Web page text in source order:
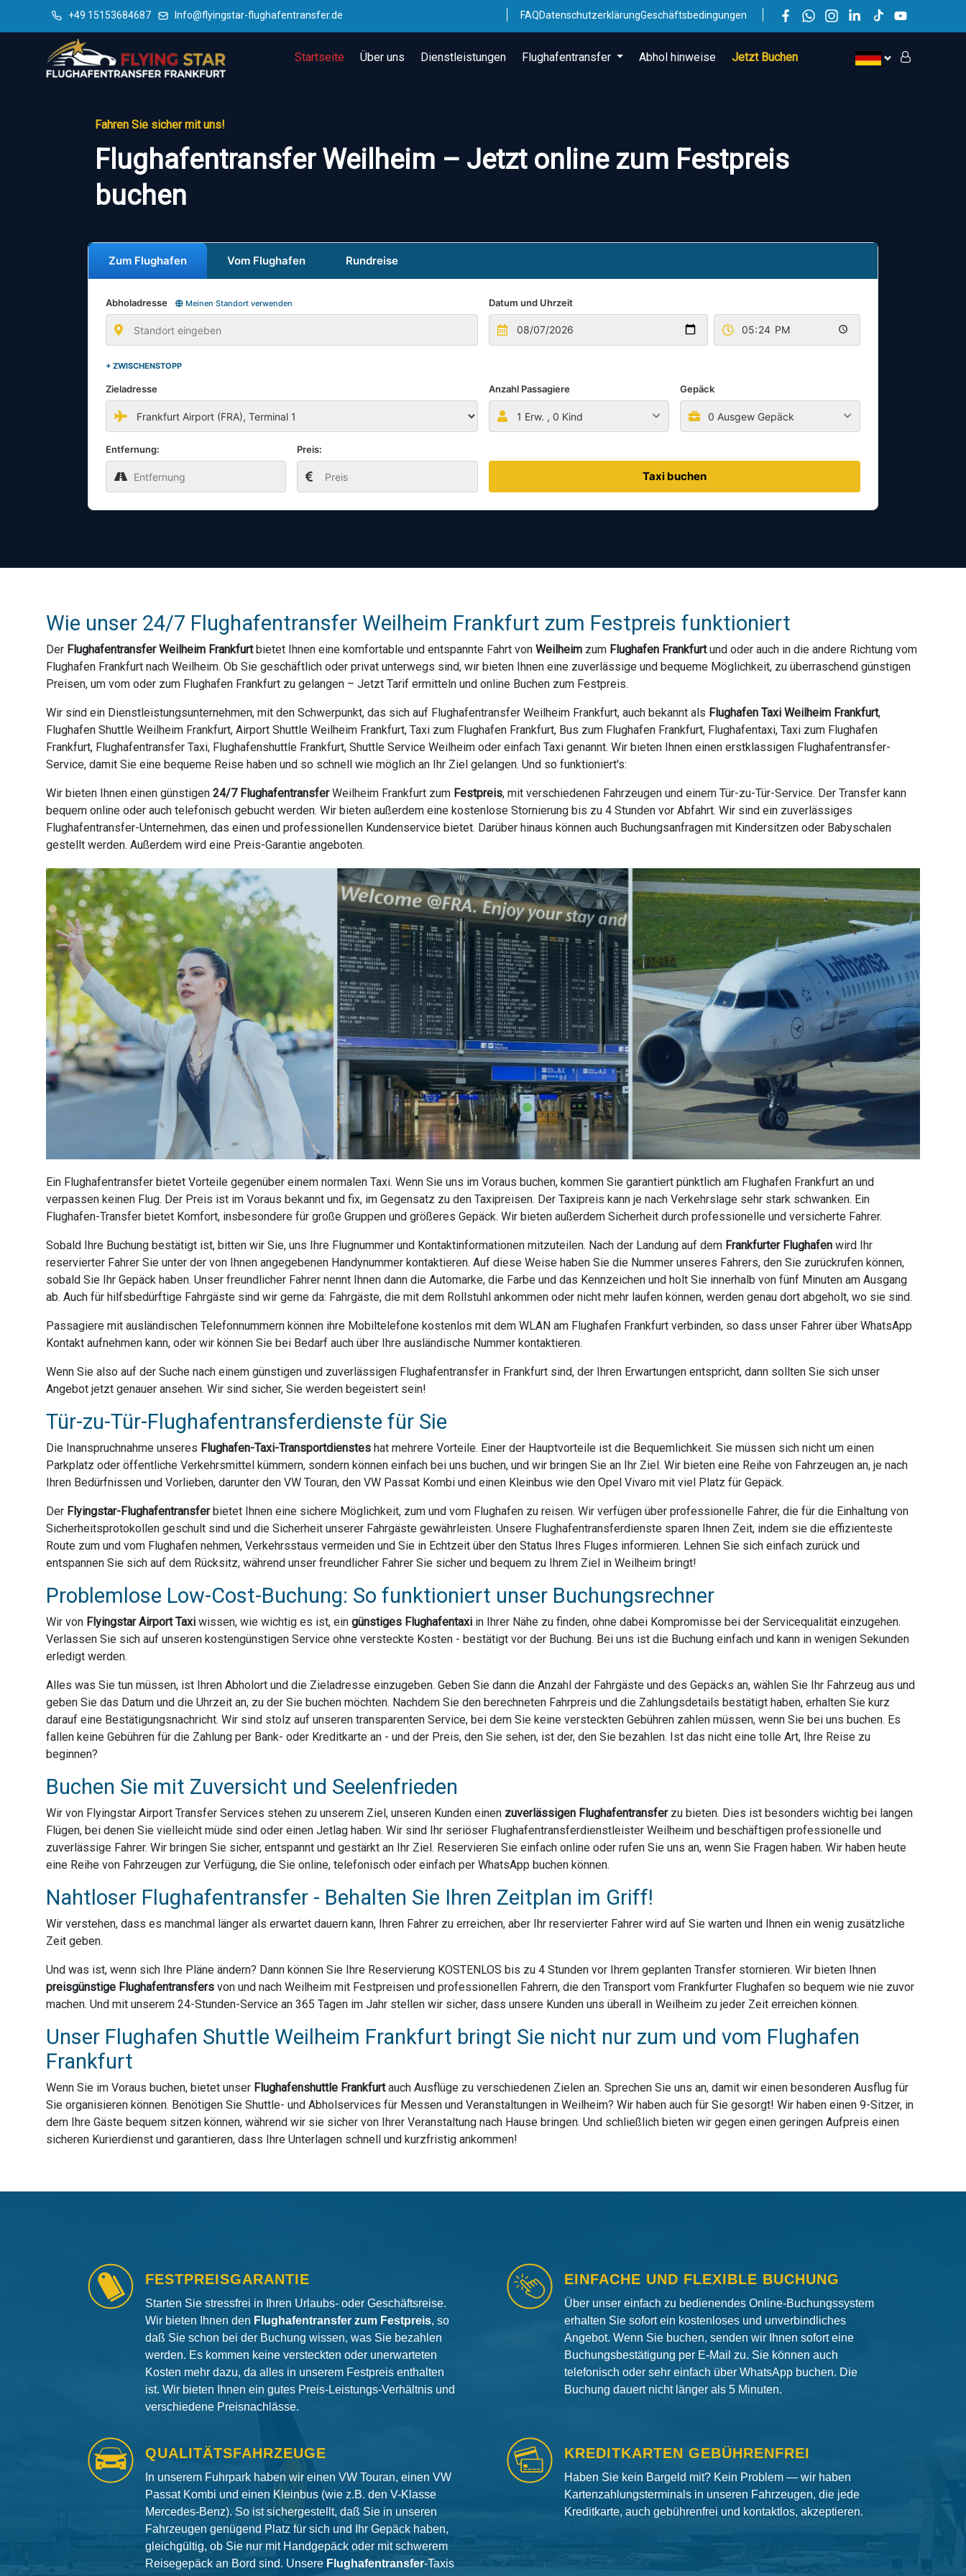
+49 15153684687 Info@flyingstar-flughafentransfer.de FAQDatenschutzerklärungGeschäftsbedingungen
Startseite Über uns Dienstleistungen Flughafentransfer Abhol hinweise Jetzt Buchen
Fahren Sie sicher mit uns!
Flughafentransfer Weilheim – Jetzt online zum Festpreis
buchen
Zum Flughafen Vom Flughafen Rundreise
Abholadresse Meinen Standort verwenden
+ ZWISCHENSTOPP
Datum und Uhrzeit
Zieladresse Anzahl Passagiere
1 Erw. , 0 Kind
Gepäck
0 Ausgew Gepäck
Entfernung: Preis:
Taxi buchen
Wie unser 24/7 Flughafentransfer Weilheim Frankfurt zum Festpreis funktioniert
Der Flughafentransfer Weilheim Frankfurtbietet Ihnen eine komfortable und entspannte Fahrt von Weilheim zum Flughafen Frankfurtund oder auch in die andere Richtung vom
Flughafen Frankfurt nach Weilheim. Ob Sie geschäftlich oder privat unterwegs sind, wir bieten Ihnen eine zuverlässige und bequeme Möglichkeit, zu überraschend günstigen
Preisen, um vom oder zum Flughafen Frankfurt zu gelangen – Jetzt Tarif ermitteln und online Buchen zum Festpreis.
Wir sind ein Dienstleistungsunternehmen, mit den Schwerpunkt, das sich auf Flughafentransfer Weilheim Frankfurt, auch bekannt als Flughafen Taxi Weilheim Frankfurt,
Flughafen Shuttle Weilheim Frankfurt, Airport Shuttle Weilheim Frankfurt, Taxi zum Flughafen Frankfurt, Bus zum Flughafen Frankfurt, Flughafentaxi, Taxi zum Flughafen
Frankfurt, Flughafentransfer Taxi, Flughafenshuttle Frankfurt, Shuttle Service Weilheim oder einfach Taxi genannt. Wir bieten Ihnen einen erstklassigen Flughafentransfer-
Service, damit Sie eine bequeme Reise haben und so schnell wie möglich an Ihr Ziel gelangen. Und so funktioniert's:
Wir bieten Ihnen einen günstigen 24/7 FlughafentransferWeilheim Frankfurt zum Festpreis, mit verschiedenen Fahrzeugen und einem Tür-zu-Tür-Service. Der Transfer kann
bequem online oder auch telefonisch gebucht werden. Wir bieten außerdem eine kostenlose Stornierung bis zu 4 Stunden vor Abfahrt. Wir sind ein zuverlässiges
Flughafentransfer-Unternehmen, das einen und professionellen Kundenservice bietet. Darüber hinaus können auch Buchungsanfragen mit Kindersitzen oder Babyschalen
gestellt werden. Außerdem wird eine Preis-Garantie angeboten.
Ein Flughafentransfer bietet Vorteile gegenüber einem normalen Taxi. Wenn Sie uns im Voraus buchen, kommen Sie garantiert pünktlich am Flughafen Frankfurt an und
verpassen keinen Flug. Der Preis ist im Voraus bekannt und fix, im Gegensatz zu den Taxipreisen. Der Taxipreis kann je nach Verkehrslage sehr stark schwanken. Ein
Flughafen-Transfer bietet Komfort, insbesondere für große Gruppen und größeres Gepäck. Wir bieten außerdem Sicherheit durch professionelle und versicherte Fahrer.
Sobald Ihre Buchung bestätigt ist, bitten wir Sie, uns Ihre Flugnummer und Kontaktinformationen mitzuteilen. Nach der Landung auf dem Frankfurter Flughafen wird Ihr
reservierter Fahrer Sie unter der von Ihnen angegebenen Handynummer kontaktieren. Auf diese Weise haben Sie die Nummer unseres Fahrers, den Sie zurückrufen können,
sobald Sie Ihr Gepäck haben. Unser freundlicher Fahrer nennt Ihnen dann die Automarke, die Farbe und das Kennzeichen und holt Sie innerhalb von fünf Minuten am Ausgang
ab. Auch für hilfsbedürftige Fahrgäste sind wir gerne da: Fahrgäste, die mit dem Rollstuhl ankommen oder nicht mehr laufen können, werden genau dort abgeholt, wo sie sind.
Passagiere mit ausländischen Telefonnummern können ihre Mobiltelefone kostenlos mit dem WLAN am Flughafen Frankfurt verbinden, so dass unser Fahrer über WhatsApp
Kontakt aufnehmen kann, oder wir können Sie bei Bedarf auch über Ihre ausländische Nummer kontaktieren.
Wenn Sie also auf der Suche nach einem günstigen und zuverlässigen Flughafentransfer in Frankfurt sind, der Ihren Erwartungen entspricht, dann sollten Sie sich unser
Angebot jetzt genauer ansehen. Wir sind sicher, Sie werden begeistert sein!
Tür-zu-Tür-Flughafentransferdienste für Sie
Die Inanspruchnahme unseres Flughafen-Taxi-Transportdienstes hat mehrere Vorteile. Einer der Hauptvorteile ist die Bequemlichkeit. Sie müssen sich nicht um einen
Parkplatz oder öffentliche Verkehrsmittel kümmern, sondern können einfach bei uns buchen, und wir bringen Sie an Ihr Ziel. Wir bieten eine Reihe von Fahrzeugen an, je nach
Ihren Bedürfnissen und Vorlieben, darunter den VW Touran, den VW Passat Kombi und einen Kleinbus wie den Opel Vivaro mit viel Platz für Gepäck.
Der Flyingstar-Flughafentransferbietet Ihnen eine sichere Möglichkeit, zum und vom Flughafen zu reisen. Wir verfügen über professionelle Fahrer, die für die Einhaltung von
Sicherheitsprotokollen geschult sind und die Sicherheit unserer Fahrgäste gewährleisten. Unsere Flughafentransferdienste sparen Ihnen Zeit, indem sie die effizienteste
Route zum und vom Flughafen nehmen, Verkehrsstaus vermeiden und Sie in Echtzeit über den Status Ihres Fluges informieren. Lehnen Sie sich einfach zurück und
entspannen Sie sich auf dem Rücksitz, während unser freundlicher Fahrer Sie sicher und bequem zu Ihrem Ziel in Weilheim bringt!
Problemlose Low-Cost-Buchung: So funktioniert unser Buchungsrechner
Wir von Flyingstar Airport Taxi wissen, wie wichtig es ist, ein günstiges Flughafentaxi in Ihrer Nähe zu finden, ohne dabei Kompromisse bei der Servicequalität einzugehen.
Verlassen Sie sich auf unseren kostengünstigen Service ohne versteckte Kosten - bestätigt vor der Buchung. Bei uns ist die Buchung einfach und kann in wenigen Sekunden
erledigt werden.
Alles was Sie tun müssen, ist Ihren Abholort und die Zieladresse einzugeben. Geben Sie dann die Anzahl der Fahrgäste und des Gepäcks an, wählen Sie Ihr Fahrzeug aus und
geben Sie das Datum und die Uhrzeit an, zu der Sie buchen möchten. Nachdem Sie den berechneten Fahrpreis und die Zahlungsdetails bestätigt haben, erhalten Sie kurz
darauf eine Bestätigungsnachricht. Wir sind stolz auf unseren transparenten Service, bei dem Sie keine versteckten Gebühren zahlen müssen, wenn Sie bei uns buchen. Es
fallen keine Gebühren für die Zahlung per Bank- oder Kreditkarte an - und der Preis, den Sie sehen, ist der, den Sie bezahlen. Ist das nicht eine tolle Art, Ihre Reise zu
beginnen?
Buchen Sie mit Zuversicht und Seelenfrieden
Wir von Flyingstar Airport Transfer Services stehen zu unserem Ziel, unseren Kunden einen zuverlässigen Flughafentransferzu bieten. Dies ist besonders wichtig bei langen
Flügen, bei denen Sie vielleicht müde sind oder einen Jetlag haben. Wir sind Ihr seriöser Flughafentransferdienstleister Weilheim und beschäftigen professionelle und
zuverlässige Fahrer. Wir bringen Sie sicher, entspannt und gestärkt an Ihr Ziel. Reservieren Sie einfach online oder rufen Sie uns an, wenn Sie Fragen haben. Wir haben heute
eine Reihe von Fahrzeugen zur Verfügung, die Sie online, telefonisch oder einfach per WhatsApp buchen können.
Nahtloser Flughafentransfer - Behalten Sie Ihren Zeitplan im Griff!
Wir verstehen, dass es manchmal länger als erwartet dauern kann, Ihren Fahrer zu erreichen, aber Ihr reservierter Fahrer wird auf Sie warten und Ihnen ein wenig zusätzliche
Zeit geben.
Und was ist, wenn sich Ihre Pläne ändern? Dann können Sie Ihre Reservierung KOSTENLOS bis zu 4 Stunden vor Ihrem geplanten Transfer stornieren. Wir bieten Ihnen
preisgünstige Flughafentransfers von und nach Weilheim mit Festpreisen und professionellen Fahrern, die den Transport vom Frankfurter Flughafen so bequem wie nie zuvor
machen. Und mit unserem 24-Stunden-Service an 365 Tagen im Jahr stellen wir sicher, dass unsere Kunden uns überall in Weilheim zu jeder Zeit erreichen können.
Unser Flughafen Shuttle Weilheim Frankfurt bringt Sie nicht nur zum und vom Flughafen
Frankfurt
Wenn Sie im Voraus buchen, bietet unser Flughafenshuttle Frankfurtauch Ausflüge zu verschiedenen Zielen an. Sprechen Sie uns an, damit wir einen besonderen Ausflug für
Sie organisieren können. Benötigen Sie Shuttle- und Abholservices für Messen und Veranstaltungen in Weilheim? Wir haben auch für Sie gesorgt! Wir haben einen 9-Sitzer, in
dem Ihre Gäste bequem sitzen können, während wir sie sicher von Ihrer Veranstaltung nach Hause bringen. Und schließlich bieten wir gegen einen geringen Aufpreis einen
sicheren Kurierdienst und garantieren, dass Ihre Unterlagen schnell und kurzfristig ankommen!
FESTPREISGARANTIE
Starten Sie stressfrei in Ihren Urlaubs- oder Geschäftsreise.
Wir bieten Ihnen den Flughafentransfer zum Festpreis, so
daß Sie schon bei der Buchung wissen, was Sie bezahlen
werden. Es kommen keine versteckten oder unerwarteten
Kosten mehr dazu, da alles in unserem Festpreis enthalten
ist. Wir bieten Ihnen ein gutes Preis-Leistungs-Verhältnis und
verschiedene Preisnachlässe.
EINFACHE UND FLEXIBLE BUCHUNG
Über unser einfach zu bedienendes Online-Buchungssystem
erhalten Sie sofort ein kostenloses und unverbindliches
Angebot. Wenn Sie buchen, senden wir Ihnen sofort eine
Buchungsbestätigung per E-Mail zu. Sie können auch
telefonisch oder sehr einfach über WhatsApp buchen. Die
Buchung dauert nicht länger als 5 Minuten.
QUALITÄTSFAHRZEUGE
In unserem Fuhrpark haben wir einen VW Touran, einen VW
Passat Kombi und einen Kleinbus (wie z.B. den V-Klasse
Mercedes-Benz). So ist sichergestellt, daß Sie in unseren
Fahrzeugen genügend Platz für sich und Ihr Gepäck haben,
gleichgültig, ob Sie nur mit Handgepäck oder mit schwerem
Reisegepäck an Bord sind. Unsere Flughafentransfer-Taxis
KREDITKARTEN GEBÜHRENFREI
Haben Sie kein Bargeld mit? Kein Problem — wir haben
Kartenzahlungsterminals in unseren Fahrzeugen, die jede
Kreditkarte, auch gebührenfrei und kontaktlos, akzeptieren.